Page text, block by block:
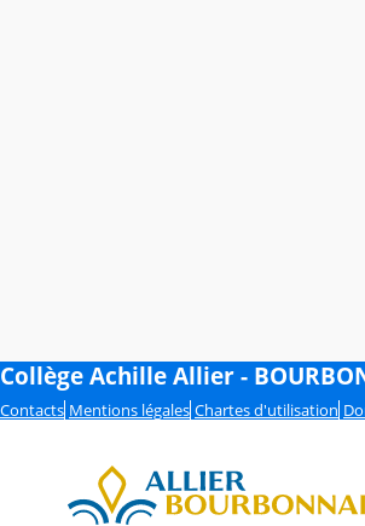
Collège Achille Allier -
Contacts Mentions légales Chartes d'utilisation